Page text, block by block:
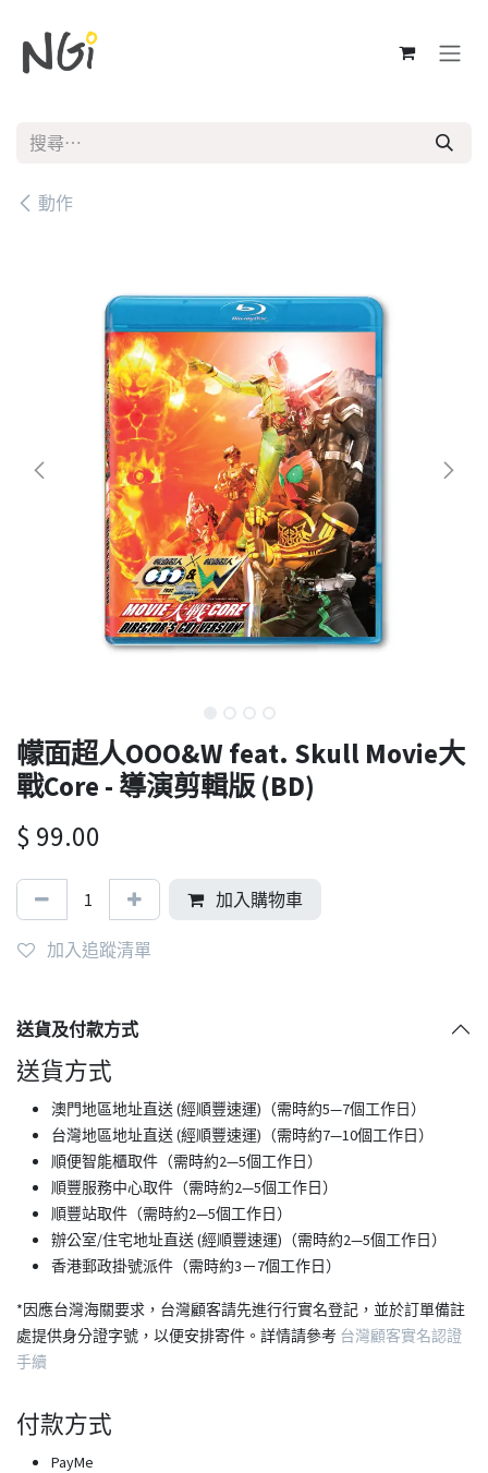
動作
幪面超人OOO&W feat.​ Skull Movie大
戰Core - 導演剪輯版 (BD)
$ 99.00
加入購物車
加入追蹤清單
送貨及付款方式
送貨方式
澳門地區地址直送 (經順豐速運)（需時約5—7個工作日）
台灣地區地址直送 (經順豐速運)（需時約7—10個工作日）
順便智能櫃取件（需時約2—5個工作日）
順豐服務中心取件（需時約2—5個工作日）
順豐站取件（需時約2—5個工作日）
​辦公室/住宅地址直送 (經順豐速運)（需時約2—5個工作日）
香港郵政掛號派件（需時約3－7個工作日）
*因應台灣海關要求，台灣顧客請先進行行實名登記，並於訂單備註
處提供身分證字號，以便安排寄件。詳情請參考 台灣顧客實名認證
手續
付款方式
PayMe